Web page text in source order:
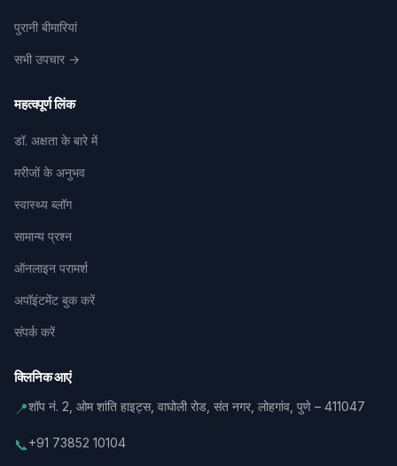
पुरानी बीमारियां
सभी उपचार →
महत्वपूर्ण लिंक
डॉ. अक्षता के बारे में
मरीजों के अनुभव
स्वास्थ्य ब्लॉग
सामान्य प्रश्न
ऑनलाइन परामर्श
अपॉइंटमेंट बुक करें
संपर्क करें
क्लिनिक आएं
📍शॉप नं. 2, ओम शांति हाइट्स, वाघोली रोड, संत नगर, लोहगांव, पुणे – 411047
📞+91 73852 10104